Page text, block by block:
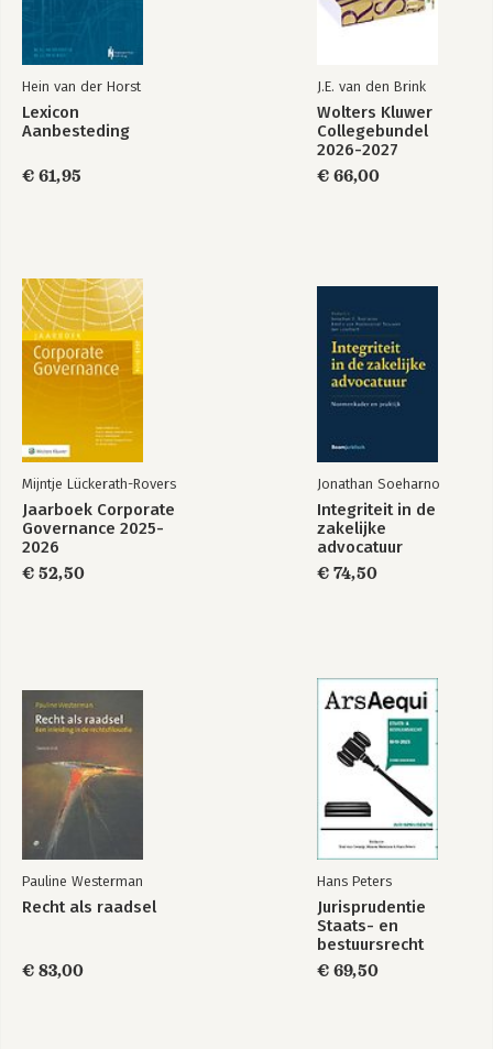
HOOFDSTUK 3.1 Reikwijdte
HOOFDSTUK 3.2 Procedures voor het plaatsen van speciale-
HOOFDSTUK 3.3 Regels voor speciale-sectoropdrachten inzake
aankondiging, uitsluiting, selectie en gunning
HOOFDSTUK 3.4 Erkenningsregeling
HOOFDSTUK 3.5 Overige voorschrift en voor de procedures
DEEL 4. OVERIGE BEPALINGEN
HOOFDSTUK 4.1 Gedragsverklaring aanbesteden
HOOFDSTUK 4.2 Nadere uitvoeringsregels
HOOFDSTUK 4.3 Vernietigbaarheid en boete
HOOFDSTUK 4.6 Overgangs- en slotbepalingen
AANBESTEDINGSBESLUIT
HOOFDSTUK 1 Begripsbepalingen
HOOFDSTUK 2 Eigen verklaring
HOOFDSTUK 4 Gedragsverklaring aanbesteden
Hein van der Horst
Lexicon
Aanbesteding
€ 61,95
J.E. van den Brink
Wolters Kluwer
Collegebundel
2026-2027
€ 66,00
Mijntje Lückerath-Rovers
Jaarboek Corporate
Governance 2025-
2026
€ 52,50
Jonathan Soeharno
Integriteit in de
zakelijke
advocatuur
€ 74,50
Pauline Westerman
Recht als raadsel
€ 83,00
Hans Peters
Jurisprudentie
Staats- en
bestuursrecht
1849-2025
€ 69,50